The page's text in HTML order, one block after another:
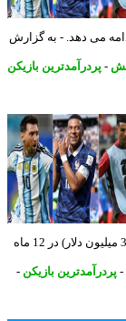
می دهد. - به گزارش
پردرآمدترین بازیکن
در 41 سالگی با درآمد تخمینی 272 میلیون یورو (معادل 300 میلیون دلار) در 12 ماه
بازیکن -